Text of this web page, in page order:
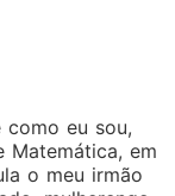
eu sou,
Matemática, em
o meu irmão